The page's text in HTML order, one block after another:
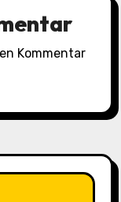
Kommentar